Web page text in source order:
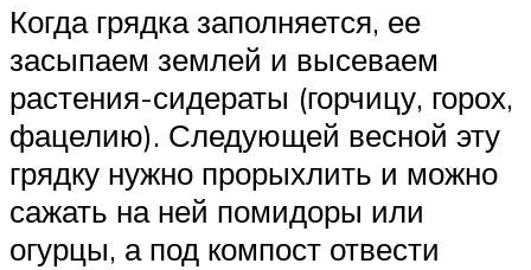
Когда грядка заполняется, ее
засыпаем землей и высеваем
растения-сидераты (горчицу, горох,
фацелию). Следующей весной эту
грядку нужно прорыхлить и можно
сажать на ней помидоры или
огурцы, а под компост отвести